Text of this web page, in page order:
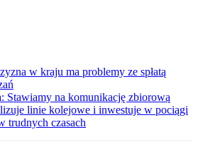
w kraju ma problemy ze spłatą
Stawiamy na komunikację zbiorową
linie kolejowe i inwestuje w pociągi
trudnych czasach